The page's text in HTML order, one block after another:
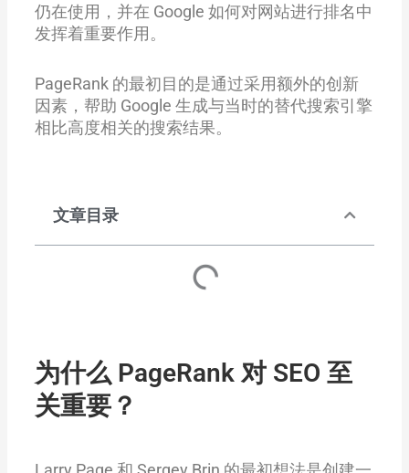
仍在使用，并在 Google 如何对网站进行排名中
发挥着重要作用。
PageRank 的最初目的是通过采用额外的创新
因素，帮助 Google 生成与当时的替代搜索引擎
相比高度相关的搜索结果。
文章目录
为什么 PageRank 对 SEO 至
关重要？